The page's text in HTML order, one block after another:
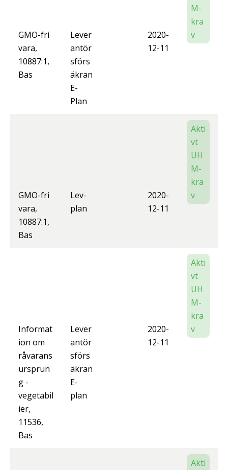
GMO-fri
vara,
10887:1,
Bas
Lever
antör
sförs
äkran
E-
Plan
2020-
12-11
M-
kra
v
GMO-fri
vara,
10887:1,
Bas
Lev-
plan
2020-
12-11
Akti
vt
UH
M-
kra
v
Informat
ion om
råvarans
ursprun
g -
vegetabil
ier,
11536,
Bas
Lever
antör
sförs
äkran
E-
plan
2020-
12-11
Akti
vt
UH
M-
kra
v
Akti